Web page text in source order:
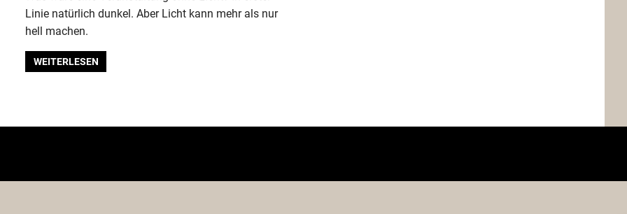
Linie natürlich dunkel. Aber Licht kann mehr als nur
hell machen.
WEITERLESEN